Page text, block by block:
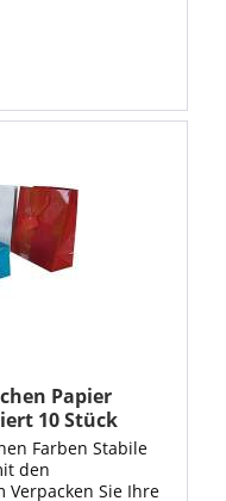
Papier
10 Stück
Farben Stabile
den
Verpacken Sie Ihre